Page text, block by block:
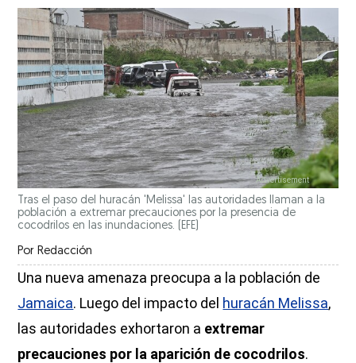
Tras el paso del huracán 'Melissa' las autoridades llaman a la
población a extremar precauciones por la presencia de
cocodrilos en las inundaciones. (EFE)
Por Redacción
Una nueva amenaza preocupa a la población de
Jamaica. Luego del impacto del huracán Melissa,
las autoridades exhortaron a extremar
precauciones por la aparición de cocodrilos.